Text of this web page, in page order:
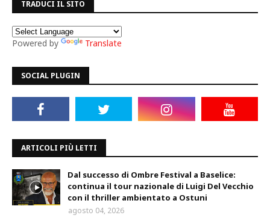
TRADUCI IL SITO
Powered by Translate
SOCIAL PLUGIN
ARTICOLI PIÙ LETTI
Dal successo di Ombre Festival a Baselice:
continua il tour nazionale di Luigi Del Vecchio
con il thriller ambientato a Ostuni
agosto 04, 2026